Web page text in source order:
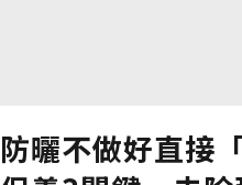
防曬不做好直接